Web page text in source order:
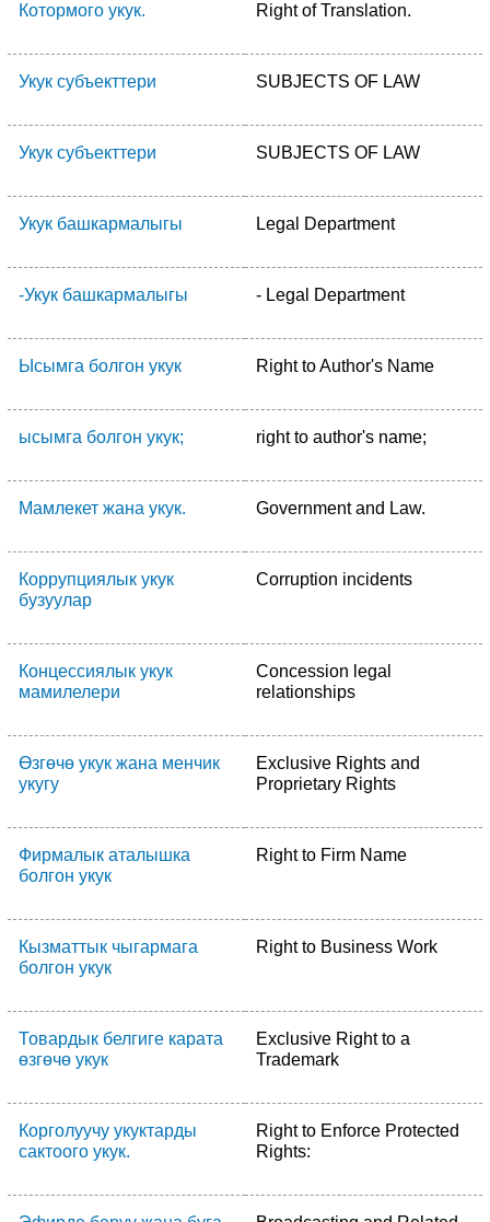
Котормого укук. Right of Translation.
Укук субъекттери SUBJECTS OF LAW
Укук субъекттери SUBJECTS OF LAW
Укук башкармалыгы Legal Department
-Укук башкармалыгы - Legal Department
Ысымга болгон укук Right to Author's Name
ысымга болгон укук; right to author's name;
Мамлекет жана укук. Government and Law.
Коррупциялык укук
бузуулар
Corruption incidents
Концессиялык укук
мамилелери
Concession legal
relationships
Өзгөчө укук жана менчик
укугу
Exclusive Rights and
Proprietary Rights
Фирмалык аталышка
болгон укук
Right to Firm Name
Кызматтык чыгармага
болгон укук
Right to Business Work
Товардык белгиге карата
өзгөчө укук
Exclusive Right to a
Trademark
Корголуучу укуктарды
сактоого укук.
Right to Enforce Protected
Rights: